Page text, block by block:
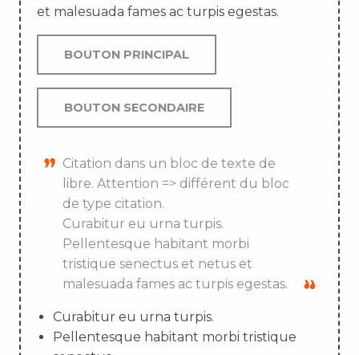
et malesuada fames ac turpis egestas.
BOUTON PRINCIPAL
BOUTON SECONDAIRE
Citation dans un bloc de texte de
libre. Attention => différent du bloc
de type citation.
Curabitur eu urna turpis.
Pellentesque habitant morbi
tristique senectus et netus et
malesuada fames ac turpis egestas.
Curabitur eu urna turpis.
Pellentesque habitant morbi tristique